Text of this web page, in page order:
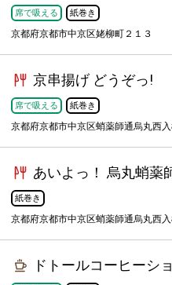
席で吸える 紙巻き
京都府京都市中京区姥柳町２１３
京串揚げ どうぞっ!
席で吸える 紙巻き
京都府京都市中京区蛸薬師通烏丸西
あいよっ！ 烏丸蛸薬
紙巻き
京都府京都市中京区蛸薬師通烏丸西
ドトールコーヒーシ